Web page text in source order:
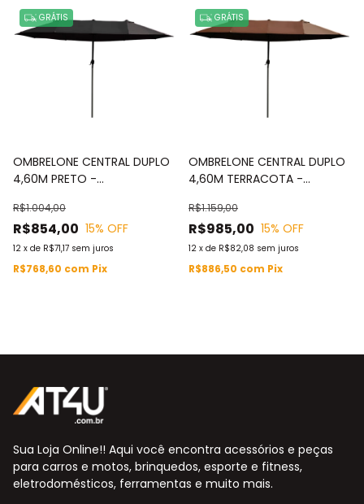
GRÁTIS
OMBRELONE CENTRAL DUPLO
4,60M PRETO -
R$854,00
R$1.004,00
15% OFF
12 x de R$71,17 sem juros
R$768,60 com Pix
GRÁTIS
OMBRELONE CENTRAL DUPLO
4,60M TERRACOTA -
R$985,00
R$1.159,00
15% OFF
12 x de R$82,08 sem juros
R$886,50 com Pix
Sua Loja Online!! Aqui você encontra acessórios e peças
para carros e motos, brinquedos, esporte e fitness,
eletrodomésticos, ferramentas e muito mais.